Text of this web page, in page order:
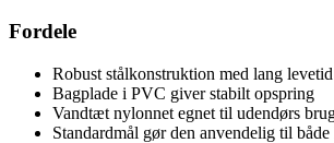
Fordele
Robust stålkonstruktion med lang levetid
Bagplade i PVC giver stabilt opspring
Vandtæt nylonnet egnet til udendørs
Standardmål gør den anvendelig til